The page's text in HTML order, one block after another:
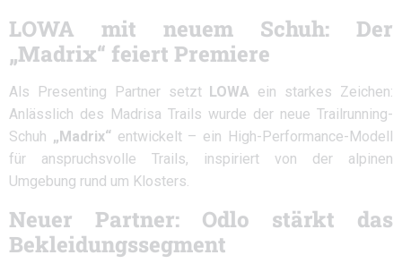
LOWA mit neuem Schuh: Der
„Madrix“ feiert Premiere
Als Presenting Partner setzt LOWA ein starkes Zeichen:
Anlässlich des Madrisa Trails wurde der neue Trailrunning-
Schuh „Madrix“entwickelt – ein High-Performance-Modell
für anspruchsvolle Trails, inspiriert von der alpinen
Umgebung rund um Klosters.
Neuer Partner: Odlo stärkt das
Bekleidungssegment